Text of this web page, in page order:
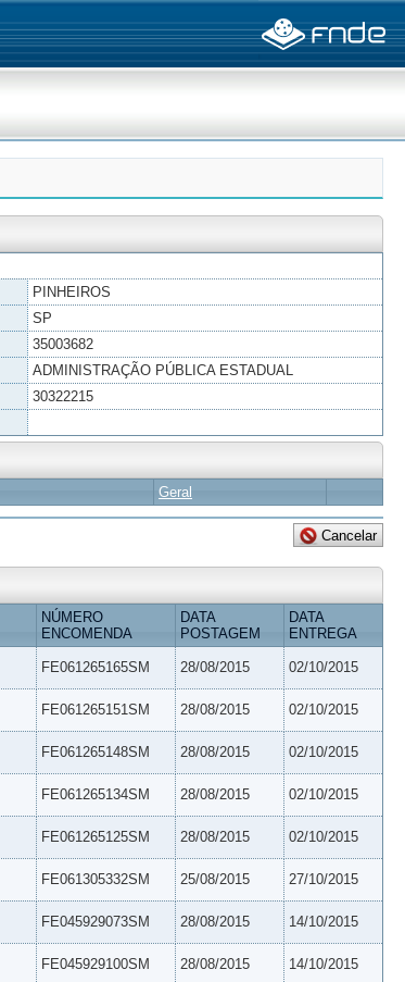
PINHEIROS
SP
35003682
ADMINISTRAÇÃO PÚBLICA ESTADUAL
30322215
Geral
NÚMERO
ENCOMENDA
DATA
POSTAGEM
DATA
ENTREGA
FE061265165SM 28/08/2015 02/10/2015
FE061265151SM 28/08/2015 02/10/2015
FE061265148SM 28/08/2015 02/10/2015
FE061265134SM 28/08/2015 02/10/2015
FE061265125SM 28/08/2015 02/10/2015
FE061305332SM 25/08/2015 27/10/2015
FE045929073SM 28/08/2015 14/10/2015
FE045929100SM 28/08/2015 14/10/2015